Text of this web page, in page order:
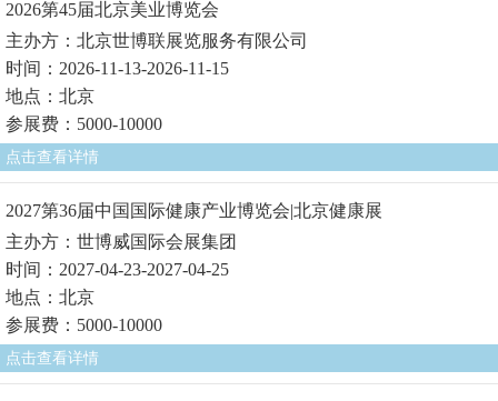
2026第45届北京美业博览会
主办方：北京世博联展览服务有限公司
时间：2026-11-13-2026-11-15
地点：北京
参展费：5000-10000
点击查看详情
2027第36届中国国际健康产业博览会|北京健康展
主办方：世博威国际会展集团
时间：2027-04-23-2027-04-25
地点：北京
参展费：5000-10000
点击查看详情